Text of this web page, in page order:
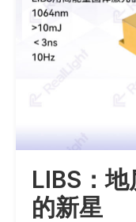
LIBS：
的新星